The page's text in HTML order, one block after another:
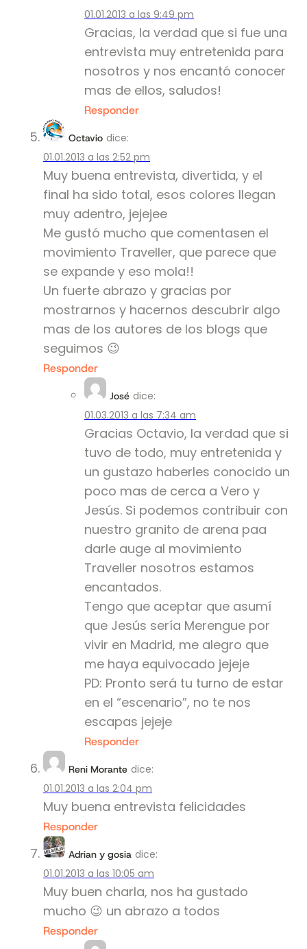
01.01.2013 a las 9:49 pm
Gracias, la verdad que si fue una
entrevista muy entretenida para
nosotros y nos encantó conocer
mas de ellos, saludos!
Responder
Octavio dice:
01.01.2013 a las 2:52 pm
Muy buena entrevista, divertida, y el
final ha sido total, esos colores llegan
muy adentro, jejejee
Me gustó mucho que comentasen el
movimiento Traveller, que parece que
se expande y eso mola!!
Un fuerte abrazo y gracias por
mostrarnos y hacernos descubrir algo
mas de los autores de los blogs que
seguimos 😉
Responder
José dice:
01.03.2013 a las 7:34 am
Gracias Octavio, la verdad que si
tuvo de todo, muy entretenida y
un gustazo haberles conocido un
poco mas de cerca a Vero y
Jesús. Si podemos contribuir con
nuestro granito de arena paa
darle auge al movimiento
Traveller nosotros estamos
encantados.
Tengo que aceptar que asumí
que Jesús sería Merengue por
vivir en Madrid, me alegro que
me haya equivocado jejeje
PD: Pronto será tu turno de estar
en el “escenario”, no te nos
escapas jejeje
Responder
Reni Morante dice:
01.01.2013 a las 2:04 pm
Muy buena entrevista felicidades
Responder
Adrian y gosia dice:
01.01.2013 a las 10:05 am
Muy buen charla, nos ha gustado
mucho 😉 un abrazo a todos
Responder